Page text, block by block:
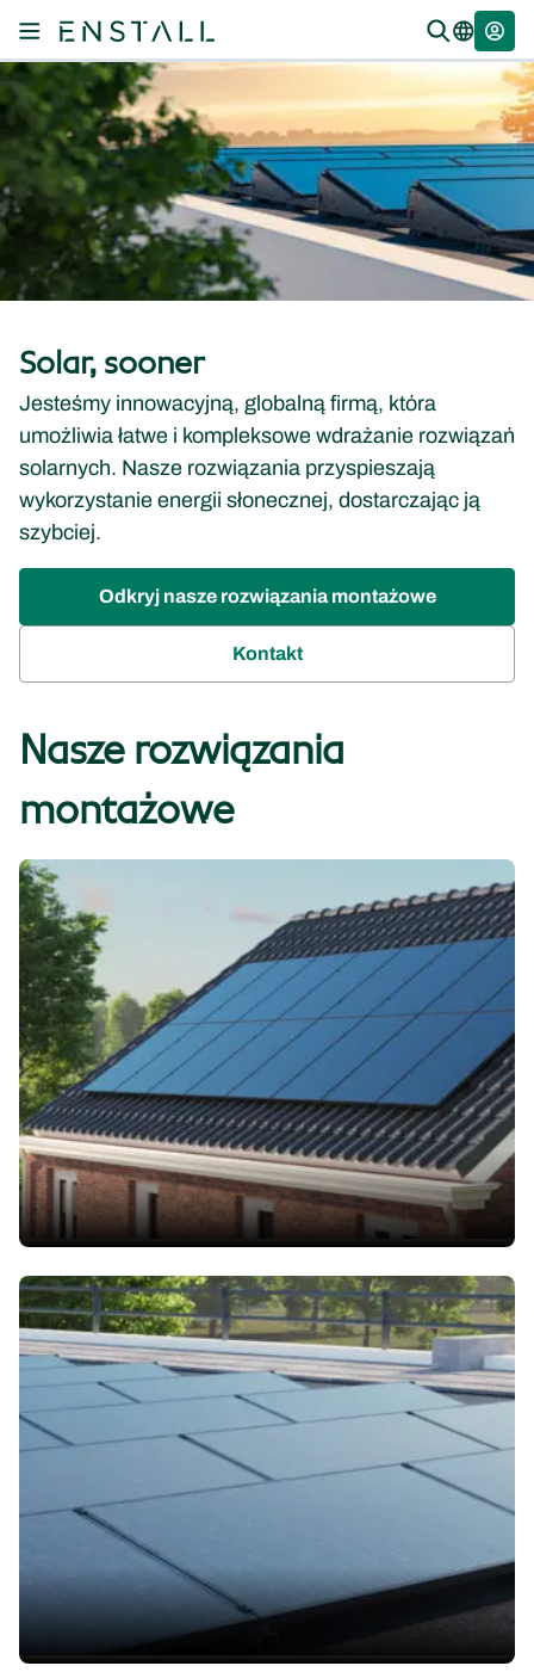
Solar, sooner
Jesteśmy innowacyjną, globalną firmą, która
umożliwia łatwe i kompleksowe wdrażanie rozwiązań
solarnych. Nasze rozwiązania przyspieszają
wykorzystanie energii słonecznej, dostarczając ją
szybciej.
Odkryj nasze rozwiązania montażowe
Kontakt
Nasze rozwiązania
montażowe
Dachy
skośne
Dachy
płaskie